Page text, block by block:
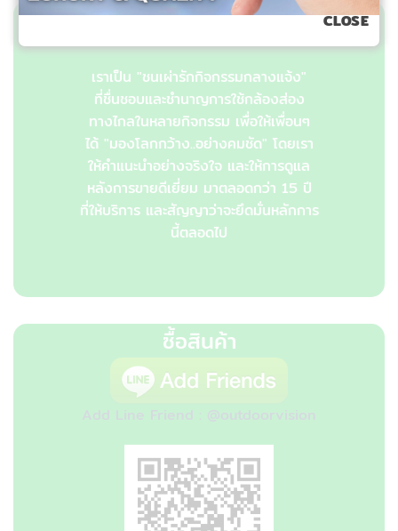
เกี่ยวกับเรา
เราเป็น "ชนเผ่ารักกิจกรรมกลางแจ้ง"
ที่ชื่นชอบและชำนาญการใช้กล้องส่อง
ทางไกลในหลายกิจกรรม เพื่อให้เพื่อนๆ
ได้ "มองโลกกว้าง..อย่างคมชัด" โดยเรา
ให้คำแนะนำอย่างจริงใจ และให้การดูแล
หลังการขายดีเยี่ยม มาตลอดกว่า 15 ปี
ที่ให้บริการ และสัญญาว่าจะยึดมั่นหลักการ
นี้ตลอดไป
ซื้อสินค้า
Add Line Friend : @outdoorvision
CLOSE